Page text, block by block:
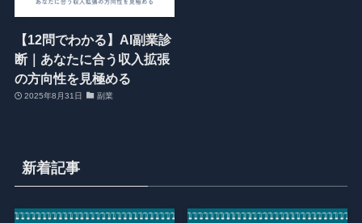
【12問でわかる】AI副業診
断｜あなたに合う収入拡張
の方向性を見極める
2025年8月31日 副業
新着記事